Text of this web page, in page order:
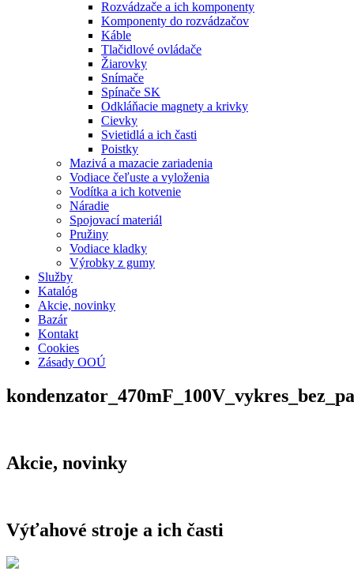
Rozvádzače a ich komponenty
Komponenty do rozvádzačov
Káble
Tlačidlové ovládače
Žiarovky
Snímače
Spínače SK
Odkláňacie magnety a krivky
Cievky
Svietidlá a ich časti
Poistky
Mazivá a mazacie zariadenia
Vodiace čeľuste a vyloženia
Vodítka a ich kotvenie
Náradie
Spojovací materiál
Pružiny
Vodiace kladky
Výrobky z gumy
Služby
Katalóg
Akcie, novinky
Bazár
Kontakt
Cookies
Zásady OOÚ
Akcie, novinky
Výťahové stroje a ich časti